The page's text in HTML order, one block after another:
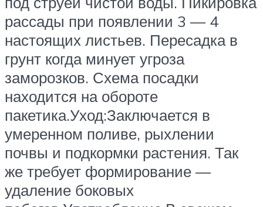
рассады при появлении 3 — 4
настоящих листьев. Пересадка в
грунт когда минует угроза
заморозков. Схема посадки
находится на обороте
пакетика.Уход:Заключается в
умеренном поливе, рыхлении
почвы и подкормки растения. Так
же требует формирование —
удаление боковых